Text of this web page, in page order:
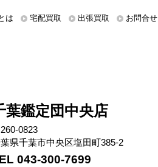
は 宅配買取 出張買取 お問合せ
葉鑑定団中央店
0823
県千葉市中央区塩田町385-2
043-300-7699